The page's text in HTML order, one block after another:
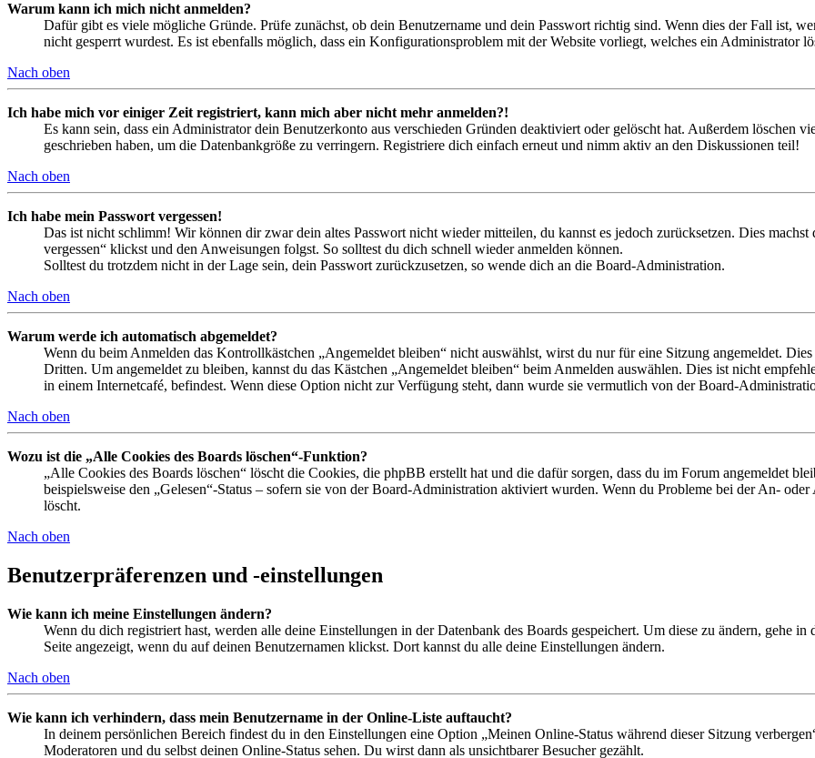
Warum kann ich mich nicht anmelden?
Dafür gibt es viele mögliche Gründe. Prüfe zunächst, ob dein Benutzername und dein Passwort richtig sind. Wenn dies der Fall ist,
nicht gesperrt wurdest. Es ist ebenfalls möglich, dass ein Konfigurationsproblem mit der Website vorliegt, welches ein Administrator
Nach oben
Ich habe mich vor einiger Zeit registriert, kann mich aber nicht mehr anmelden?!
Es kann sein, dass ein Administrator dein Benutzerkonto aus verschieden Gründen deaktiviert oder gelöscht hat. Außerdem löschen
geschrieben haben, um die Datenbankgröße zu verringern. Registriere dich einfach erneut und nimm aktiv an den Diskussionen teil!
Nach oben
Ich habe mein Passwort vergessen!
Das ist nicht schlimm! Wir können dir zwar dein altes Passwort nicht wieder mitteilen, du kannst es jedoch zurücksetzen. Dies
vergessen“ klickst und den Anweisungen folgst. So solltest du dich schnell wieder anmelden können.
Solltest du trotzdem nicht in der Lage sein, dein Passwort zurückzusetzen, so wende dich an die Board-Administration.
Nach oben
Warum werde ich automatisch abgemeldet?
Wenn du beim Anmelden das Kontrollkästchen „Angemeldet bleiben“ nicht auswählst, wirst du nur für eine Sitzung angemeldet.
Dritten. Um angemeldet zu bleiben, kannst du das Kästchen „Angemeldet bleiben“ beim Anmelden auswählen. Dies ist nicht
in einem Internetcafé, befindest. Wenn diese Option nicht zur Verfügung steht, dann wurde sie vermutlich von der Board-
Nach oben
Wozu ist die „Alle Cookies des Boards löschen“-Funktion?
„Alle Cookies des Boards löschen“ löscht die Cookies, die phpBB erstellt hat und die dafür sorgen, dass du im Forum angemeldet
beispielsweise den „Gelesen“-Status – sofern sie von der Board-Administration aktiviert wurden. Wenn du Probleme bei der An-
löscht.
Nach oben
Benutzerpräferenzen und -einstellungen
Wie kann ich meine Einstellungen ändern?
Wenn du dich registriert hast, werden alle deine Einstellungen in der Datenbank des Boards gespeichert. Um diese zu ändern, gehe
Seite angezeigt, wenn du auf deinen Benutzernamen klickst. Dort kannst du alle deine Einstellungen ändern.
Nach oben
Wie kann ich verhindern, dass mein Benutzername in der Online-Liste auftaucht?
In deinem persönlichen Bereich findest du in den Einstellungen eine Option „Meinen Online-Status während dieser Sitzung
Moderatoren und du selbst deinen Online-Status sehen. Du wirst dann als unsichtbarer Besucher gezählt.